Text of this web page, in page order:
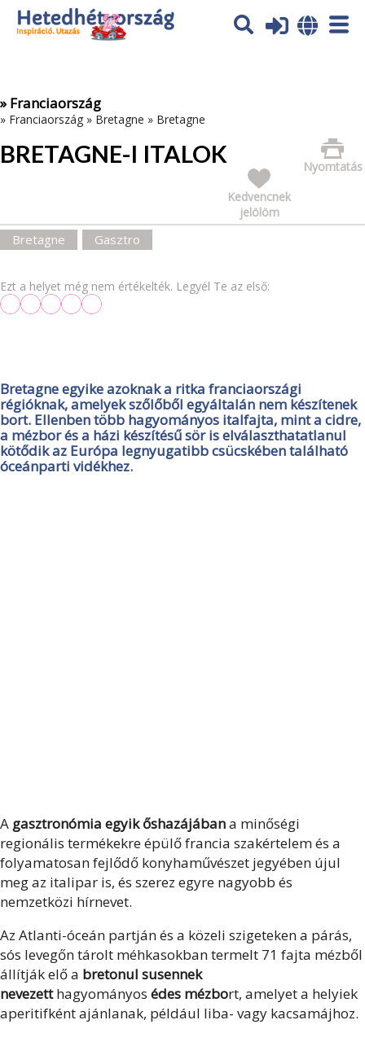
Az oldal sütiket (cookies) használ. További tájékoztatás itt:
Adatvédelmi tájékoztató
» Franciaország
» Franciaország » Bretagne » Bretagne
BRETAGNE-I ITALOK
Nyomtatás
Kedvencnek
jelölöm
Bretagne Gasztro
Ezt a helyet még nem értékelték. Legyél Te az első:
Bretagne egyike azoknak a ritka franciaországi
régióknak, amelyek szőlőből egyáltalán nem készítenek
bort. Ellenben több hagyományos italfajta, mint a cidre,
a mézbor és a házi készítésű sör is elválaszthatatlanul
kötődik az Európa legnyugatibb csücskében található
óceánparti vidékhez.
A gasztronómia egyik őshazájábana minőségi
regionális termékekre épülő francia szakértelem és a
folyamatosan fejlődő konyhaművészet jegyében újul
meg az italipar is, és szerez egyre nagyobb és
nemzetközi hírnevet.
Az Atlanti-óceán partján és a közeli szigeteken a párás,
sós levegőn tárolt méhkasokban termelt 71 fajta mézből
állítják elő a bretonul susennek
nevezetthagyományos édes mézbort, amelyet a helyiek
aperitifként ajánlanak, például liba- vagy kacsamájhoz.